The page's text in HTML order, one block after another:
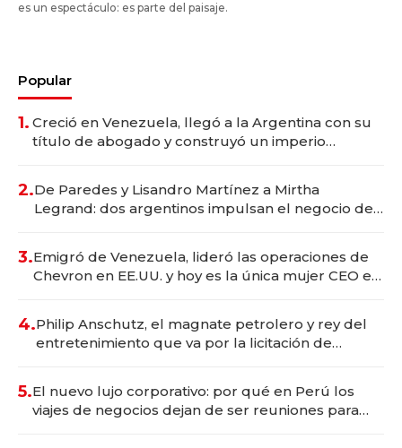
es un espectáculo: es parte del paisaje.
Popular
1. Creció en Venezuela, llegó a la Argentina con su
título de abogado y construyó un imperio
2.De Paredes y Lisandro Martínez a Mirtha
Legrand: dos argentinos impulsan el negocio del
3.Emigró de Venezuela, lideró las operaciones de
Chevron en EE.UU. y hoy es la única mujer CEO en
4.Philip Anschutz, el magnate petrolero y rey del
entretenimiento que va por la licitación de
5.El nuevo lujo corporativo: por qué en Perú los
viajes de negocios dejan de ser reuniones para